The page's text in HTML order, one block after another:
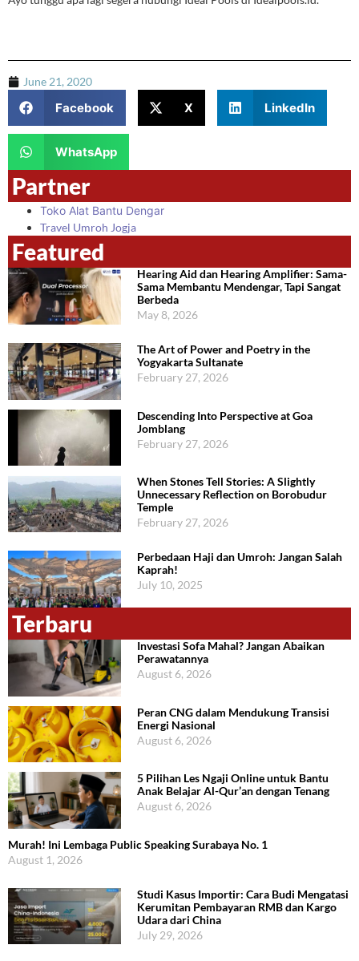
June 21, 2020
Facebook X LinkedIn
WhatsApp
Partner
Toko Alat Bantu Dengar
Travel Umroh Jogja
Featured
Hearing Aid dan Hearing Amplifier: Sama-
Sama Membantu Mendengar, Tapi Sangat
Berbeda
May 8, 2026
The Art of Power and Poetry in the
Yogyakarta Sultanate
February 27, 2026
Descending Into Perspective at Goa
Jomblang
February 27, 2026
When Stones Tell Stories: A Slightly
Unnecessary Reflection on Borobudur
Temple
February 27, 2026
Perbedaan Haji dan Umroh: Jangan Salah
Kaprah!
July 10, 2025
Terbaru
Investasi Sofa Mahal? Jangan Abaikan
Perawatannya
August 6, 2026
Peran CNG dalam Mendukung Transisi
Energi Nasional
August 6, 2026
5 Pilihan Les Ngaji Online untuk Bantu
Anak Belajar Al-Qur’an dengan Tenang
August 6, 2026
Murah! Ini Lembaga Public Speaking Surabaya No. 1
August 1, 2026
Studi Kasus Importir: Cara Budi Mengatasi
Kerumitan Pembayaran RMB dan Kargo
Udara dari China
July 29, 2026